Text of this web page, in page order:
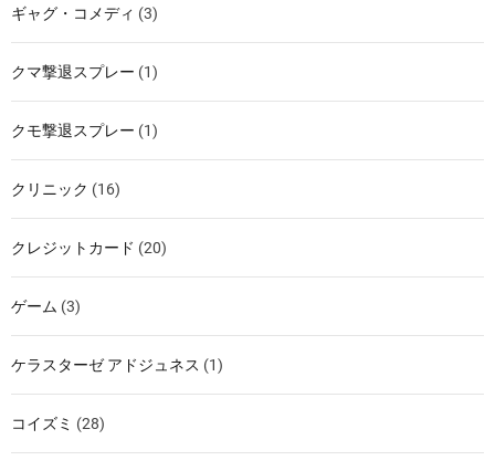
ギャグ・コメディ (3)
クマ撃退スプレー (1)
クモ撃退スプレー (1)
クリニック (16)
クレジットカード (20)
ゲーム (3)
ケラスターゼ アドジュネス (1)
コイズミ (28)